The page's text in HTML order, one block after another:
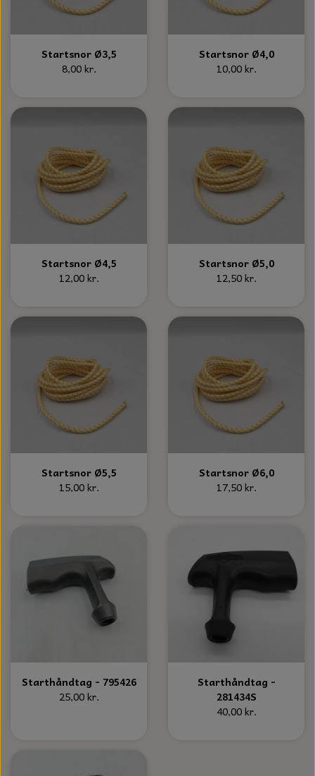
SORTIMENT
DYBEL
OLIE TIL SMÅMOTORER & HAVEMASKINER
BENSINSLANGE OG FILTRE
STARTSNOR OG TILBEHØR
UNIVERSAL KABLER OG TILBEHØR
UNIVERSAL REMSKIVER OG STYRERULLER
KÆDER TIL MOTORSAV
KNIVE OG TILBEHØR
VÆRKTØJSSÆT
FEDTPRESSER
Startsnor Ø3,5
8,00 kr.
Startsnor Ø4,0
10,00 kr.
Startsnor Ø4,5
12,00 kr.
Startsnor Ø5,0
12,50 kr.
Startsnor Ø5,5
15,00 kr.
Startsnor Ø6,0
17,50 kr.
Starthåndtag - 795426
25,00 kr.
Starthåndtag -
281434S
40,00 kr.